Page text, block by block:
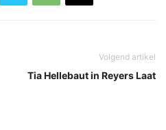
Volgend artikel
Tia Hellebaut in Reyers Laat